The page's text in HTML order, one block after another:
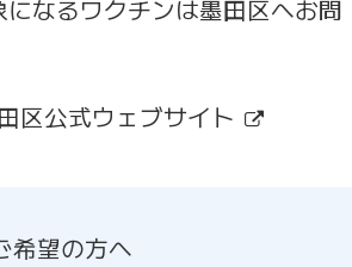
なるワクチンは墨田区へお問
区公式ウェブサイト
希望の方へ